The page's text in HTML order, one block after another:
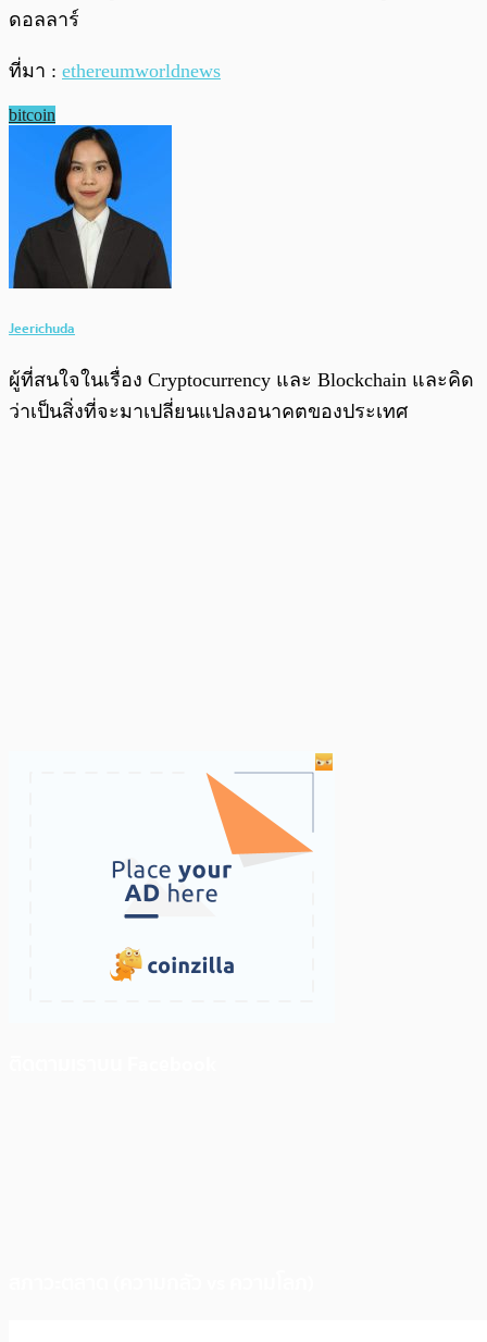
ดอลลาร์
ที่มา : ethereumworldnews
bitcoin
Jeerichuda
ผู้ที่สนใจในเรื่อง Cryptocurrency และ Blockchain และคิด
ว่าเป็นสิ่งที่จะมาเปลี่ยนแปลงอนาคตของประเทศ